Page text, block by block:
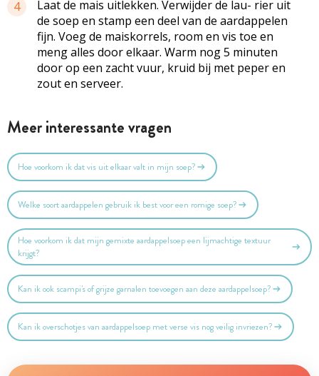
4
Laat de mais uitlekken. Verwijder de lau- rier uit
de soep en stamp een deel van de aardappelen
fijn. Voeg de maiskorrels, room en vis toe en
meng alles door elkaar. Warm nog 5 minuten
door op een zacht vuur, kruid bij met peper en
zout en serveer.
Meer interessante vragen
Hoe voorkom ik dat vis uit elkaar valt in mijn soep?
Welke soort aardappelen gebruik ik best voor een romige soep?
Hoe voorkom ik dat mijn gemixte aardappelsoep een lijmachtige textuur
krijgt?
Kan ik ook scampi's of grijze garnalen toevoegen aan deze aardappelsoep?
Kan ik overschotjes van aardappelsoep met verse vis nog veilig invriezen?